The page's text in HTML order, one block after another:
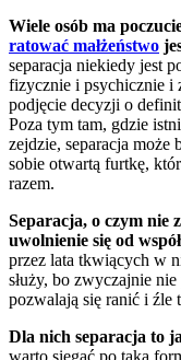
Wiele osób ma
ratować małżeństwo
separacja niekiedy jest
fizycznie i psychicznie i
podjęcie decyzji o
Poza tym tam, gdzie
zejdzie, separacja
sobie otwartą furtkę,
razem.
Separacja, o czym nie
uwolnienie się od
przez lata tkwiących w
służy, bo zwyczajnie
pozwalają się ranić i
Dla nich separacja to